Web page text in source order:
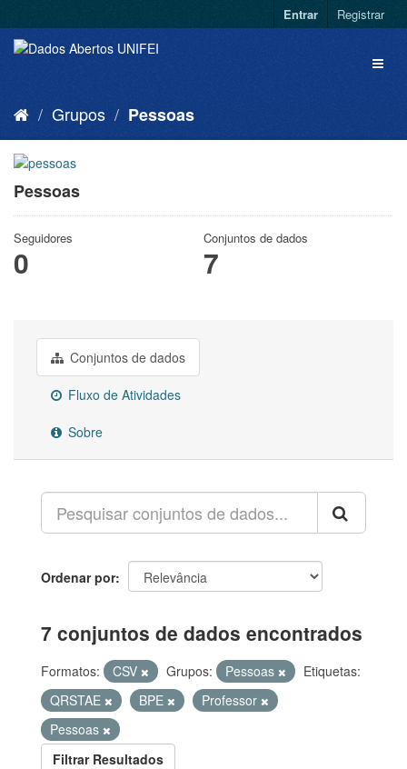
Entrar Registrar
Grupos Pessoas
Pessoas
Seguidores
0
Conjuntos de dados
7
Conjuntos de dados
Fluxo de Atividades
Sobre
Ordenar por
7 conjuntos de dados encontrados
Formatos: CSV Grupos: Pessoas
Etiquetas:
QRSTAE
BPE
Professor
Pessoas
Filtrar Resultados